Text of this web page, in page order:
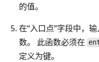
的值。
在“入口点”字段中，
数。 此函数必须在
定义为键。